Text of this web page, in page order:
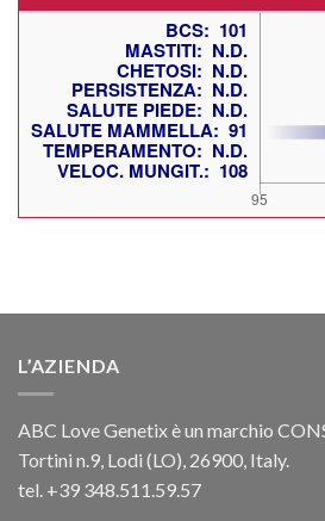
L’AZIENDA
ABC Love Genetix è un marchio
Tortini n.9, Lodi (LO), 26900, Italy.
tel. +39 348.511.59.57